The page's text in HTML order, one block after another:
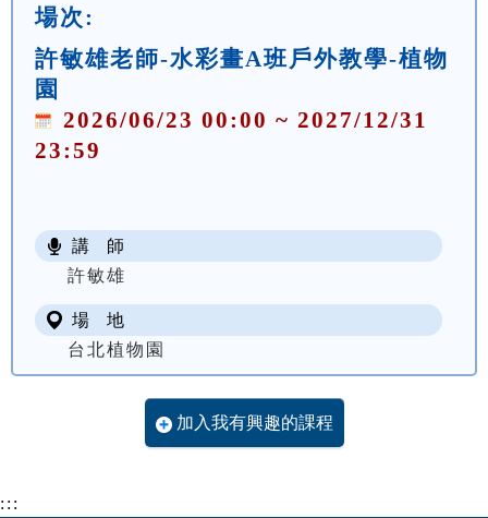
場次:
許敏雄老師-水彩畫A班戶外教學-植物
園
2026/06/23 00:00 ~ 2027/12/31
23:59
講 師
許敏雄
場 地
台北植物園
加入我有興趣的課程
:::